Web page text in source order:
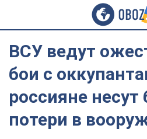
ВСУ ведут
бои с
россияне
потери в